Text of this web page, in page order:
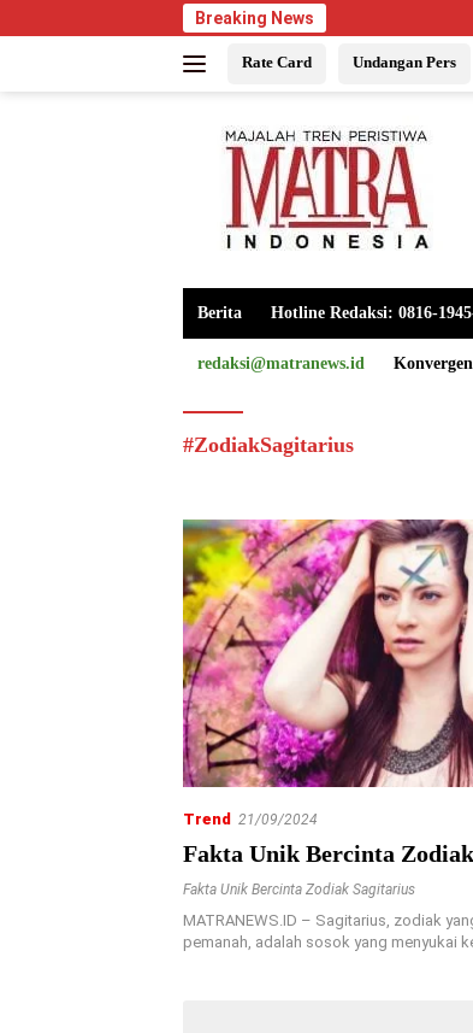
ke
Breaking News
Rate Card Undangan Pers
Berita Hotline Redaksi: 0816-
redaksi@matranews.id
#ZodiakSagitarius
Trend 21/09/2024
Fakta Unik Bercinta
Fakta Unik Bercinta Zodiak Sagitarius
MATRANEWS.ID – Sagitarius, zodiak
pemanah, adalah sosok yang menyukai